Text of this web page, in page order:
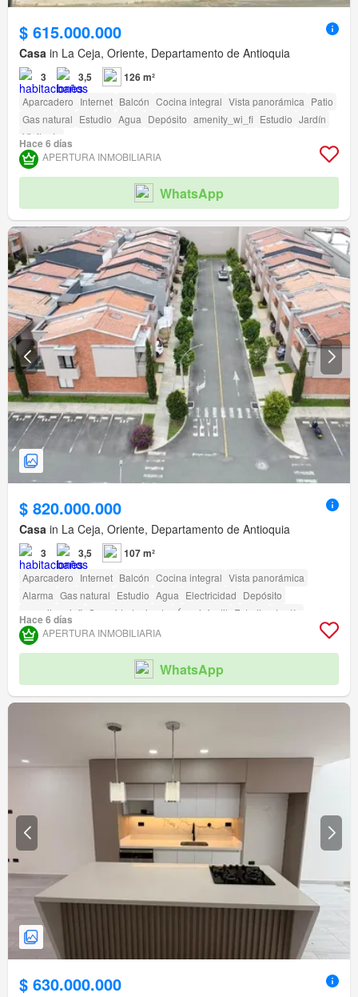
$ 615.000.000
Casa in La Ceja, Oriente, Departamento de Antioquia
3 3,5 126 m²
Aparcadero Internet Balcón Cocina integral Vista panorámica Patio
Gas natural Estudio Agua Depósito amenity_wi_fi Estudio Jardín
Vigilante
Hace 6 días
APERTURA INMOBILIARIA
WhatsApp
$ 820.000.000
Casa in La Ceja, Oriente, Departamento de Antioquia
3 3,5 107 m²
Aparcadero Internet Balcón Cocina integral Vista panorámica
Alarma Gas natural Estudio Agua Electricidad Depósito
amenity_wi_fi Seguridad privada Área infantil Estudio
Jardín
Vigilante Caseta de vigilancia
Hace 6 días
APERTURA INMOBILIARIA
WhatsApp
$ 630.000.000